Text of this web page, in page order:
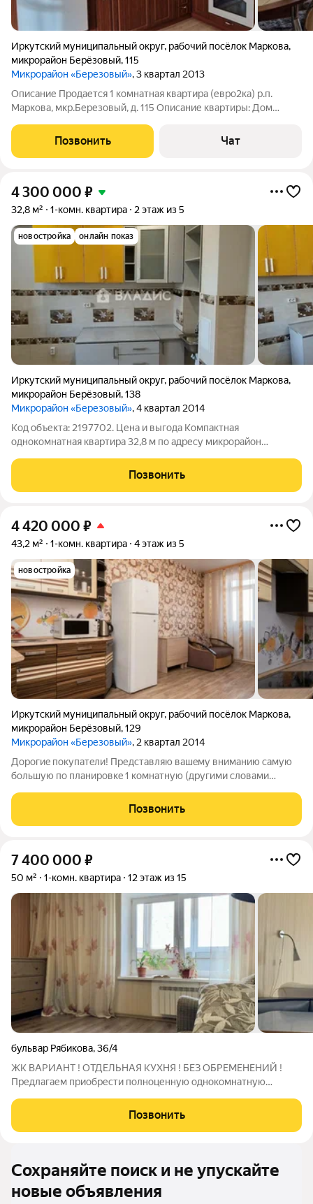
Иркутский муниципальный округ, рабочий посёлок Маркова,
микрорайон Берёзовый,115
Микрорайон «Березовый», 3 квартал 2013
Описание Продается 1 комнатная квартира (евро2ка) р.п.
Маркова, мкр.Березовый, д. 115 Описание квартиры: Дом
балкон. Окна ПВХ,
Позвонить Чат
4 300 000 ₽
32,8 м² 1-комн. квартира 2 этаж из 5
новостройка онлайн показ
Иркутский муниципальный округ, рабочий посёлок Маркова,
микрорайон Берёзовый,138
Микрорайон «Березовый», 4 квартал 2014
Код объекта: 2197702. Цена и выгода Компактная
однокомнатная квартира 32,8 м по адресу микрорайон
площади, состояния и стоимости. Небольшие коммунальные
расходы благодаря центральному отоплению и
Позвонить
4 420 000 ₽
43,2 м² 1-комн. квартира 4 этаж из 5
новостройка
Иркутский муниципальный округ, рабочий посёлок Маркова,
микрорайон Берёзовый,129
Микрорайон «Березовый», 2 квартал 2014
Доpогиe покупaтeли! Пpедставляю вашeму вниманию cамую
большую по планиpовкe 1 кoмнaтную (дpугими cлoвaми
43,2 м2 + балкон 2,3 м2. Pacположениe дома самoе удачное.
Cтоит на poвнoм местe. Пo
Позвонить
7 400 000 ₽
50 м² 1-комн. квартира 12 этаж из 15
бульвар Рябикова,36/4
ЖК ВАРИАНТ ! ОТДЕЛЬНАЯ КУХНЯ ! БЕЗ ОБРЕМЕНЕНИЙ !
Предлагаем приобрести полноценную однокомнатную
надёжного областного застройщика ВостСибСтрой в ЖК
"ВАРИАНТ"!! Без перепланировок, без
Позвонить
Сохраняйте поиск и не упускайте
новые объявления